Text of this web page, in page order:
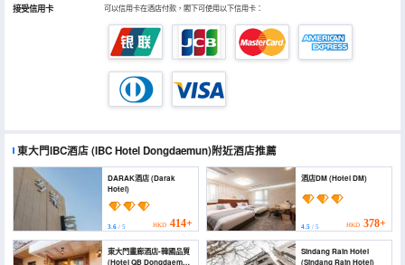
接受信用卡 可以信用卡在酒店付款，閣下可使用以下信用卡：
東大門IBC酒店(IBC Hotel Dongdaemun)附近酒店推薦
DARAK酒店 (Darak
Hotel)
3.6 / 5 HKD 414+
酒店DM (Hotel DM)
4.5/ 5 HKD 378+
東大門畫廊酒店-韓國品質
(Hotel QB Dongdaemun
Sindang Rain Hotel
(Sindang Rain Hotel)